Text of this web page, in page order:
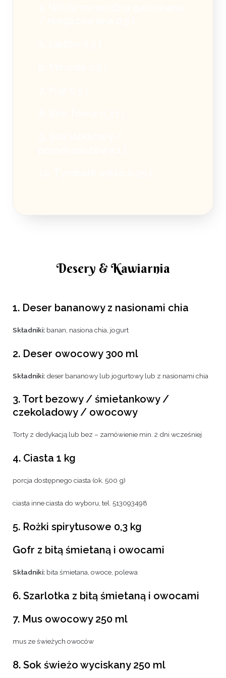
Desery & Kawiarnia
1. Deser bananowy z nasionami chia
Składniki: banan, nasiona chia, jogurt
2. Deser owocowy 300 ml
Składniki: deser bananowy lub jogurtowy lub z nasionami chia
3. Tort bezowy / śmietankowy /
czekoladowy / owocowy
Torty z dedykacją lub bez – zamówienie min. 2 dni wcześniej
4. Ciasta 1 kg
porcja dostępnego ciasta (ok. 500 g)
ciasta inne ciasta do wyboru, tel. 513093498
5. Rożki spirytusowe 0,3 kg
Gofr z bitą śmietaną i owocami
Składniki: bita śmietana, owoce, polewa
6. Szarlotka z bitą śmietaną i owocami
7. Mus owocowy 250 ml
mus ze świeżych owoców
8. Sok świeżo wyciskany 250 ml